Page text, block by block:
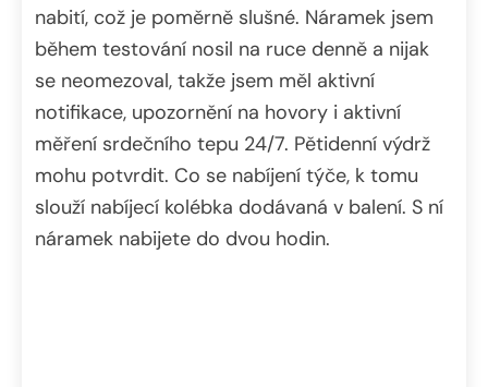
nabití, což je poměrně slušné. Náramek jsem
během testování nosil na ruce denně a nijak
se neomezoval, takže jsem měl aktivní
notifikace, upozornění na hovory i aktivní
měření srdečního tepu 24/7. Pětidenní výdrž
mohu potvrdit. Co se nabíjení týče, k tomu
slouží nabíjecí kolébka dodávaná v balení. S ní
náramek nabijete do dvou hodin.